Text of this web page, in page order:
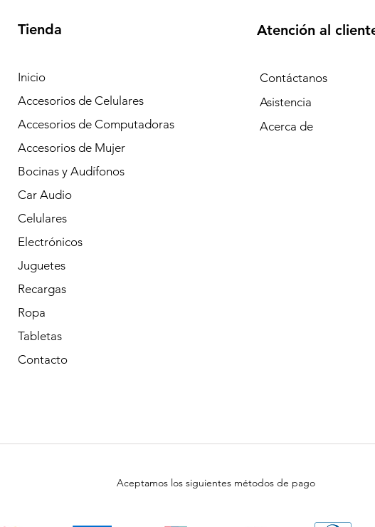
Tienda
Inicio
Accesorios de Celulares
Accesorios de Computadoras
Accesorios de Mujer
Bocinas y Audífonos
Car Audio
Celulares
Electrónicos
Juguetes
Recargas
Ropa
Tabletas
Contacto
Atención al
Contáctanos
Asistencia
Acerca de
Aceptamos los siguientes métodos de pago